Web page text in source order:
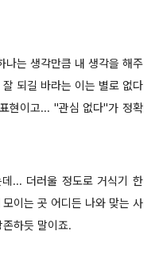
나는 생각만큼 내 생각을 해주
되길 바라는 이는 별로 없다
현이고... "관심 없다"가 정확
... 더러울 정도로 거식기 한
이는 곳 어디든 나와 맞는 사
하듯 말이죠.